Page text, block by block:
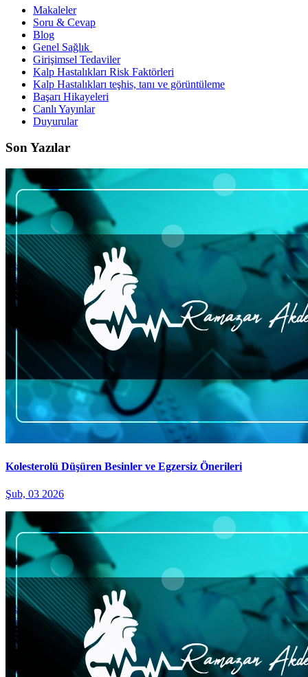
Makaleler
Soru & Cevap
Blog
Genel Sağlık
Girişimsel Tedaviler
Kalp Hastalıkları Risk Faktörleri
Kalp Hastalıkları teşhis, tanı ve görüntüleme
Başarı Hikayeleri
Canlı Yayınlar
Duyurular
Son Yazılar
Kolesterolü Düşüren Besinler ve Egzersiz Önerileri
Şub, 03 2026